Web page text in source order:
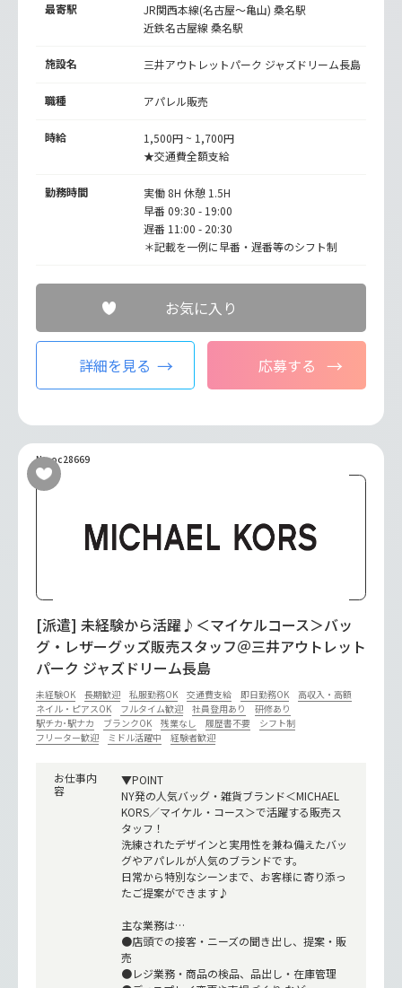
最寄駅 JR関西本線(名古屋～亀山)桑名駅
近鉄名古屋線桑名駅
施設名 三井アウトレットパーク ジャズドリーム長島
職種 アパレル販売
時給
1,500円 ~ 1,700円
★交通費全額支給
勤務時間
実働 8H 休憩 1.5H
早番 09:30 - 19:00
遅番 11:00 - 20:30
＊記載を一例に早番・遅番等のシフト制
お気に入り
詳細を見る 応募する
No.oc28669
[派遣] 未経験から活躍♪＜マイケルコース＞バッ
グ・レザーグッズ販売スタッフ＠三井アウトレット
パーク ジャズドリーム長島
未経験OK 長期歓迎 私服勤務OK 交通費支給 即日勤務OK
高収入・高額
ネイル・ピアスOK
フルタイム歓迎 社員登用あり
研修あり
駅チカ･駅ナカ
ブランクOK 残業なし 履歴書不要
シフト制
フリーター歓迎
ミドル活躍中 経験者歓迎
お仕事内
容
▼POINT
NY発の人気バッグ・雑貨ブランド＜MICHAEL
KORS／マイケル・コース＞で活躍する販売ス
タッフ！
洗練されたデザインと実用性を兼ね備えたバッ
グやアパレルが人気のブランドです。
日常から特別なシーンまで、お客様に寄り添っ
たご提案ができます♪
主な業務は…
●店頭での接客・ニーズの聞き出し、提案・販
売
●レジ業務・商品の検品、品出し・在庫管理